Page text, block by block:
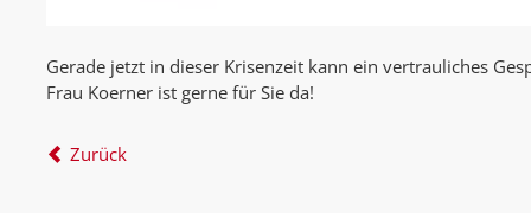
Gerade jetzt in dieser Krisenzeit kann ein vertrauliches
Frau Koerner ist gerne für Sie da!
Zurück